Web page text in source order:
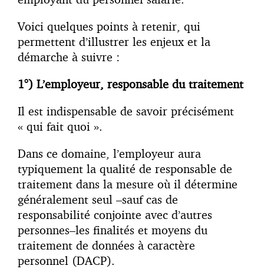
Voici quelques points à retenir, qui
permettent d’illustrer les enjeux et la
démarche à suivre :
1°) L’employeur, responsable du traitement
Il est indispensable de savoir précisément
« qui fait quoi ».
Dans ce domaine, l’employeur aura
typiquement la qualité de responsable de
traitement dans la mesure où il détermine
généralement seul –sauf cas de
responsabilité conjointe avec d’autres
personnes–les finalités et moyens du
traitement de données à caractère
personnel (DACP).